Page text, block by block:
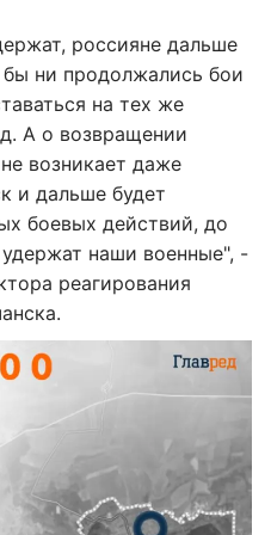
россияне дальше
ни продолжались бои
на тех же
А о возвращении
возникает даже
и дальше будет
боевых действий, до
наши военные", -
реагирования